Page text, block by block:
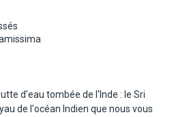
d'eau tombée de l'Inde : le Sri
de l'océan Indien que nous vous